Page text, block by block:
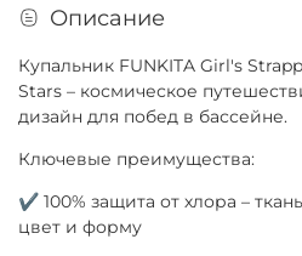
Описание
Купальник FUNKITA Girl's
Stars – космическое
дизайн для побед в бассейне.
Ключевые преимущества:
✔ 100% защита от хлора –
цвет и форму